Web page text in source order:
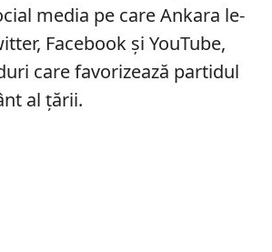
media pe care Ankara le-
Facebook și YouTube,
care favorizează partidul
al țării.